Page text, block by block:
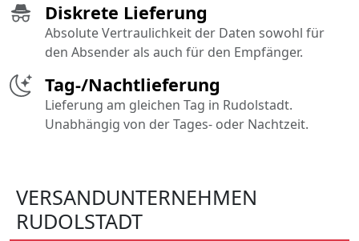
Diskrete Lieferung
Absolute Vertraulichkeit der Daten sowohl für
den Absender als auch für den Empfänger.
Tag-/Nachtlieferung
Lieferung am gleichen Tag in Rudolstadt.
Unabhängig von der Tages- oder Nachtzeit.
VERSANDUNTERNEHMEN
RUDOLSTADT